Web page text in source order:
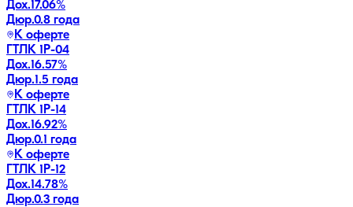
Дох.17.06%
Дюр.0.8 года
К оферте
ГТЛК 1P-04
Дох.16.57%
Дюр.1.5 года
К оферте
ГТЛК 1P-14
Дох.16.92%
Дюр.0.1 года
К оферте
ГТЛК 1P-12
Дох.14.78%
Дюр.0.3 года